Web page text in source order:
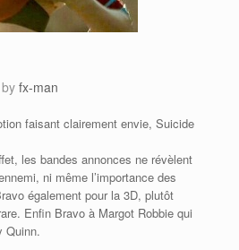
by fx-man
faisant clairement envie, Suicide
les bandes annonces ne révèlent
ni même l’importance des
également pour la 3D, plutôt
Enfin Bravo à Margot Robbie qui
Quinn.